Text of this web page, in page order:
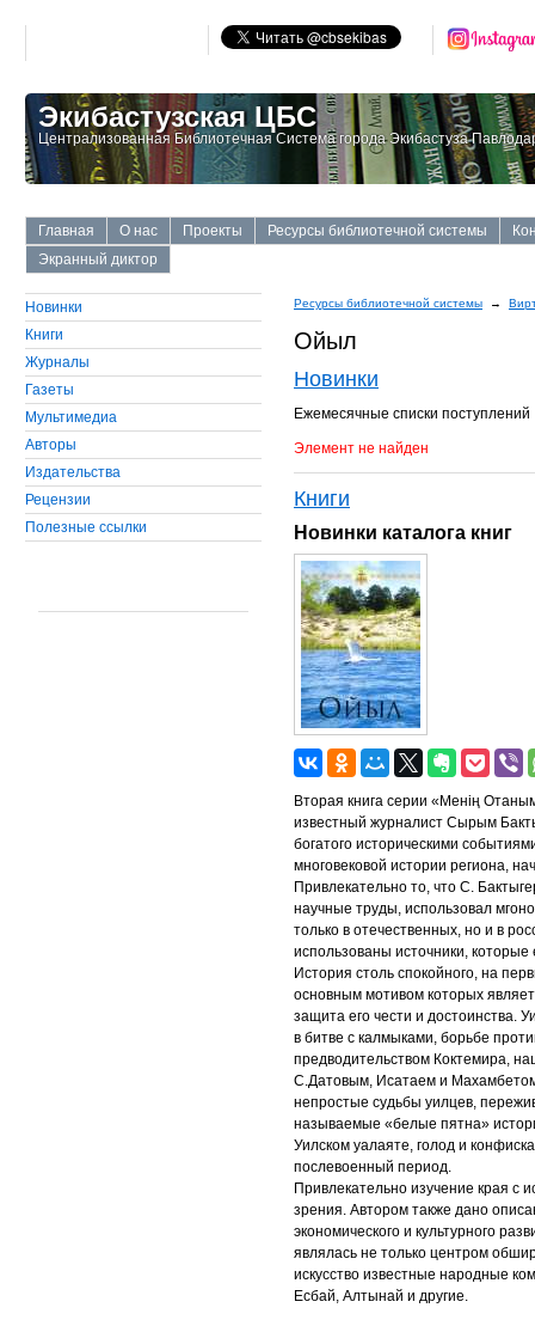
Экибастузская ЦБС
Централизованная Библиотечная Система города Экибастуза
Главная О нас Проекты Ресурсы библиотечной системы
Экранный диктор
Новинки
Книги
Журналы
Газеты
Мультимедиа
Авторы
Издательства
Рецензии
Полезные ссылки
Ресурсы библиотечной системы →
Ойыл
Новинки
Ежемесячные списки поступлений
Элемент не найден
Книги
Новинки каталога книг
Вторая книга серии «Менің
известный журналист Сырым
богатого историческими
многовековой истории региона,
Привлекательно то, что С.
научные труды, использовал
только в отечественных, но и в
использованы источники,
История столь спокойного, на
основным мотивом которых
защита его чести и достоинства.
в битве с калмыками, борьбе
предводительством Коктемира,
С.Датовым, Исатаем и
непростые судьбы уилцев,
называемые «белые пятна»
Уилском уалаяте, голод и
послевоенный период.
Привлекательно изучение края с
зрения. Автором также дано
экономического и культурного
являлась не только центром
искусство известные народные
Есбай, Алтынай и другие.